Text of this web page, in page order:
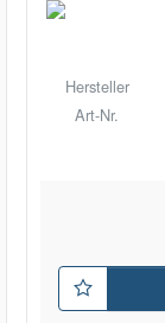
Hersteller
Art-Nr.